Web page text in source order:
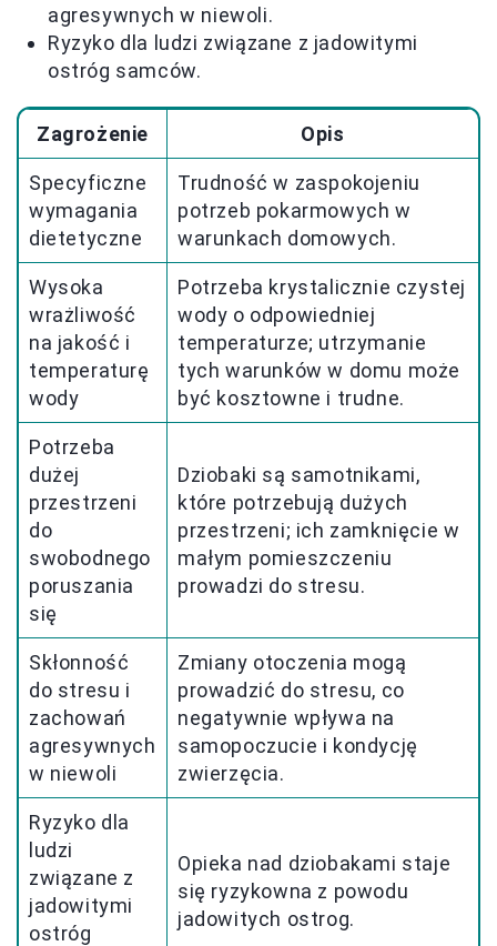
agresywnych w niewoli.
Ryzyko dla ludzi związane z jadowitymi
ostróg samców.
Zagrożenie Opis
Specyficzne
wymagania
dietetyczne
Trudność w zaspokojeniu
potrzeb pokarmowych w
warunkach domowych.
Wysoka
wrażliwość
na jakość i
temperaturę
wody
Potrzeba krystalicznie czystej
wody o odpowiedniej
temperaturze; utrzymanie
tych warunków w domu może
być kosztowne i trudne.
Potrzeba
dużej
przestrzeni
do
swobodnego
poruszania
się
Dziobaki są samotnikami,
które potrzebują dużych
przestrzeni; ich zamknięcie w
małym pomieszczeniu
prowadzi do stresu.
Skłonność
do stresu i
zachowań
agresywnych
w niewoli
Zmiany otoczenia mogą
prowadzić do stresu, co
negatywnie wpływa na
samopoczucie i kondycję
zwierzęcia.
Ryzyko dla
ludzi
związane z
jadowitymi
ostróg
Opieka nad dziobakami staje
się ryzykowna z powodu
jadowitych ostrog.